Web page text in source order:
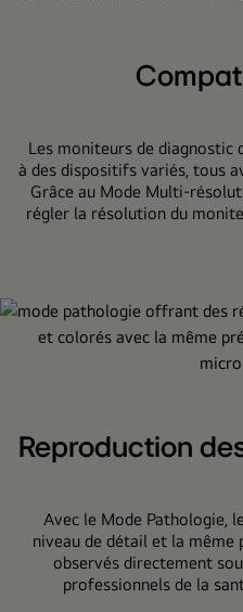
Les moniteurs de
à des dispositifs variés, tous
Grâce au Mode Multi-
régler la résolution du
Reproduction
Avec le Mode Pathologie,
niveau de détail et la même
observés directement
professionnels de la